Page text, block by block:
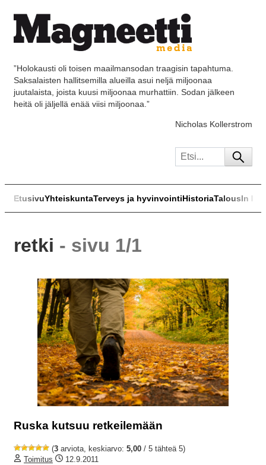
”Holokausti oli toisen maailmansodan traagisin tapahtuma.
Saksalaisten hallitsemilla alueilla asui neljä miljoonaa
juutalaista, joista kuusi miljoonaa murhattiin. Sodan jälkeen
heitä oli jäljellä enää viisi miljoonaa.”
Nicholas Kollerstrom
EtusivuYhteiskuntaTerveys ja hyvinvointiHistoriaTalousIn
retki - sivu 1/1
Ruska kutsuu retkeilemään
(3 arviota, keskiarvo: 5,00 / 5 tähteä 5)
Toimitus
12.9.2011